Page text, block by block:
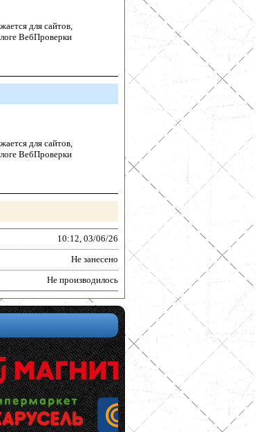
для сайтов,
ВебПроверки
для сайтов,
ВебПроверки
10:12, 03/06/26
Не занесено
Не производилось